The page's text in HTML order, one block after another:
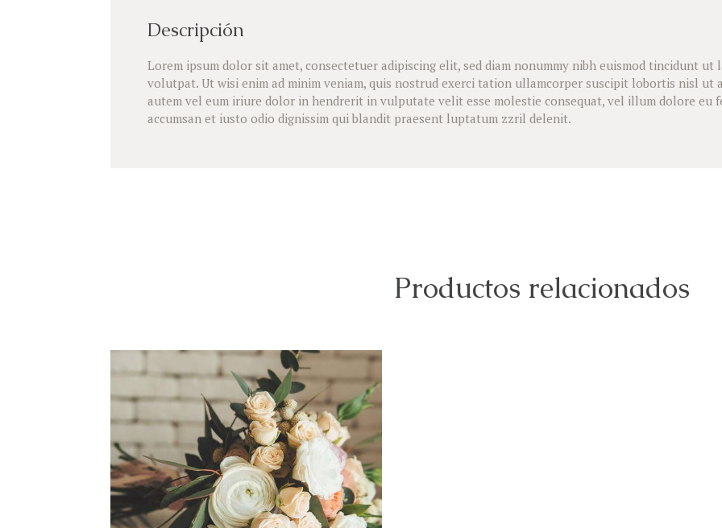
Descripción
Lorem ipsum dolor sit amet, consectetuer adipiscing elit, sed diam nonummy nibh euismod tincidunt ut
volutpat. Ut wisi enim ad minim veniam, quis nostrud exerci tation ullamcorper suscipit lobortis nisl ut
autem vel eum iriure dolor in hendrerit in vulputate velit esse molestie consequat, vel illum dolore eu
accumsan et iusto odio dignissim qui blandit praesent luptatum zzril delenit.
Productos relacionados